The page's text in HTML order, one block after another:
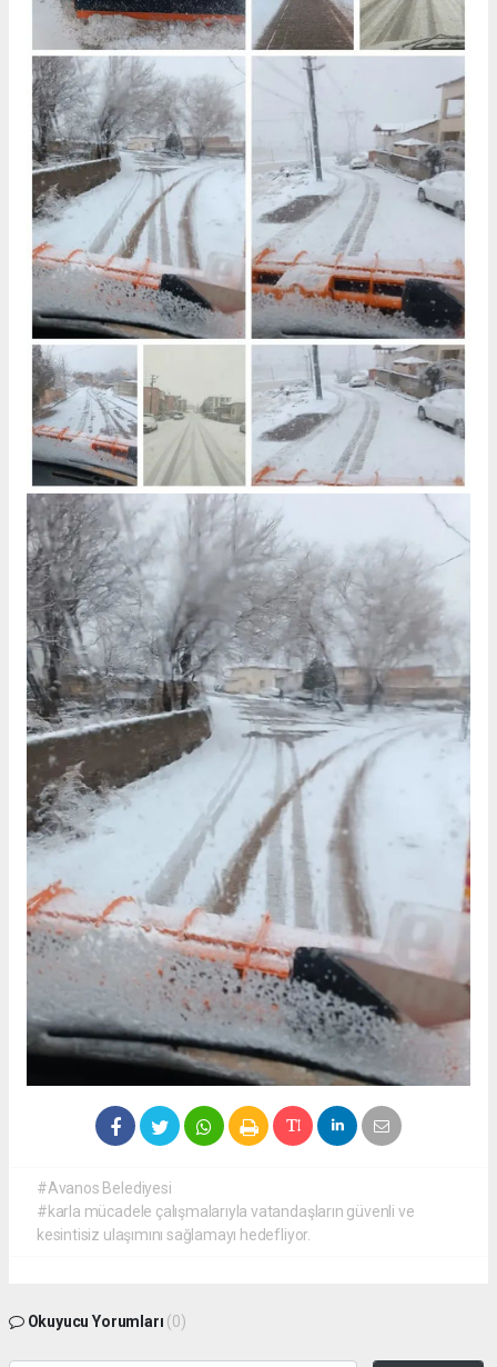
#Avanos Belediyesi
#karla mücadele çalışmalarıyla vatandaşların güvenli ve
kesintisiz ulaşımını sağlamayı hedefliyor.
Okuyucu Yorumları (0)